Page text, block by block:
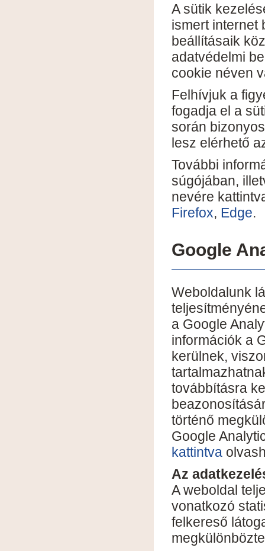
A sütik
ismert internet
beállításaik
adatvédelmi
cookie néven
Felhívjuk a
fogadja el a
során
lesz elérhető
További
súgójában,
nevére
Firefox, Edge.
Google
Weboldalunk
a Google
információk a
kerülnek,
továbbításra
történő
Google
kattintva
Az
A weboldal
vonatkozó
felkereső